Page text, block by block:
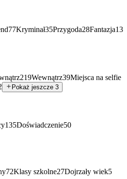
77Kryminał35Przygoda28Fantazja13
219Wewnątrz39Miejsca na selfie
Pokaż jeszcze 3
135Doświadczenie50
72Klasy szkolne27Dojrzały wiek5